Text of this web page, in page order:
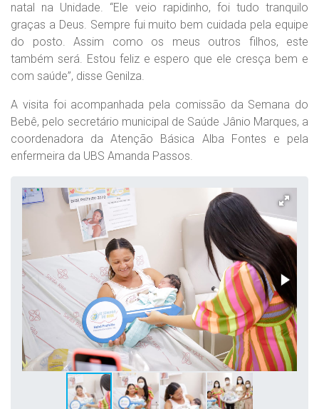
natal na Unidade. “Ele veio rapidinho, foi tudo tranquilo
graças a Deus. Sempre fui muito bem cuidada pela equipe
do posto. Assim como os meus outros filhos, este
também será. Estou feliz e espero que ele cresça bem e
com saúde”, disse Genilza.
A visita foi acompanhada pela comissão da Semana do
Bebê, pelo secretário municipal de Saúde Jânio Marques, a
coordenadora da Atenção Básica Alba Fontes e pela
enfermeira da UBS Amanda Passos.